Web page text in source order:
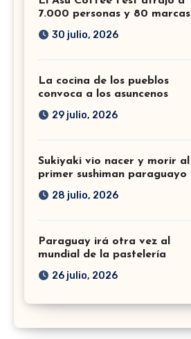
7.000 personas y 80 marcas
30 julio, 2026
La cocina de los pueblos
convoca a los asuncenos
29 julio, 2026
Sukiyaki vio nacer y morir al
primer sushiman paraguayo
28 julio, 2026
Paraguay irá otra vez al
mundial de la pastelería
26 julio, 2026